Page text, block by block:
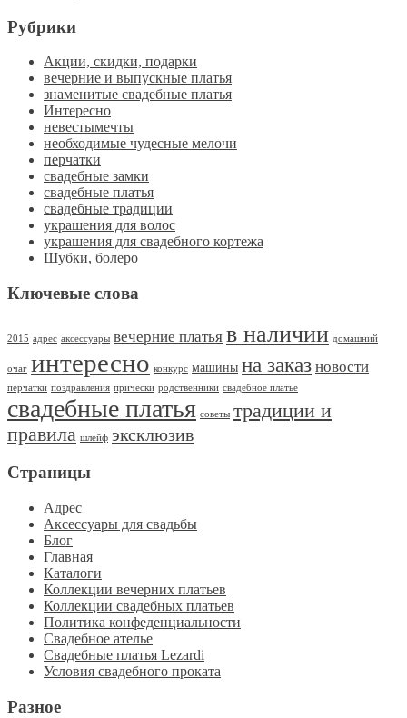
Рубрики
Акции, скидки, подарки
вечерние и выпускные платья
знаменитые свадебные платья
Интересно
невестымечты
необходимые чудесные мелочи
перчатки
свадебные замки
свадебные платья
свадебные традиции
украшения для волос
украшения для свадебного кортежа
Шубки, болеро
Ключевые слова
2015 адрес аксессуары вечерние платья в наличии домашний
очаг интересно конкурс машины на заказ новости
перчатки поздравления прически родственники свадебное платье
свадебные платья советы традиции и
правила шлейф эксклюзив
Страницы
Адрес
Аксессуары для свадьбы
Блог
Главная
Каталоги
Коллекции вечерних платьев
Коллекции свадебных платьев
Политика конфеденциальности
Свадебное ателье
Свадебные платья Lezardi
Условия свадебного проката
Разное